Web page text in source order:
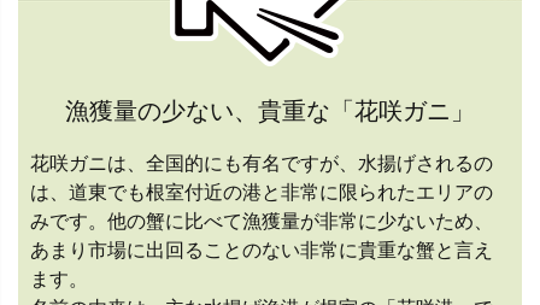
漁獲量の少ない、貴重な「花咲ガニ」
花咲ガニは、全国的にも有名ですが、水揚げされるの
は、道東でも根室付近の港と非常に限られたエリアの
みです。他の蟹に比べて漁獲量が非常に少ないため、
あまり市場に出回ることのない非常に貴重な蟹と言え
ます。